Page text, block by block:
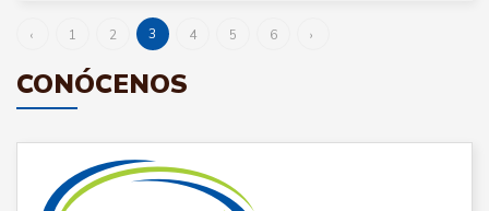
‹ 1 2 3 4 5 6 ›
CONÓCENOS